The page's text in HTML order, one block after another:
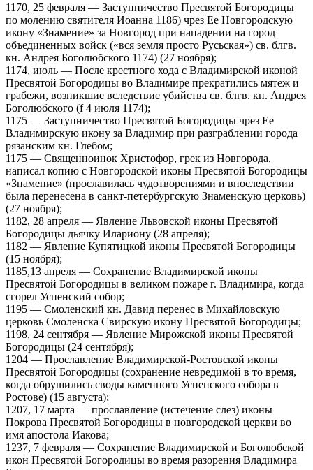
1170, 25 февраля — Заступничество Пресвятой Богородицы
по молению святителя Иоанна 1186) чрез Ее Новгородскую
икону «Знамение» за Новгород при нападении на город
объединенных войск («вся земля просто Русьская») св. блгв.
кн. Андрея Боголюбского 1174) (27 ноября);
1174, июль — После крестного хода с Владимирской иконой
Пресвятой Богородицы во Владимире прекратились мятеж и
грабежи, возникшие вследствие убийства св. блгв. кн. Андрея
Боголюбского (f 4 июля 1174);
1175 — Заступничество Пресвятой Богородицы чрез Ее
Владимирскую икону за Владимир при разграблении города
рязанским кн. Глебом;
1175 — Священноинок Христофор, грек из Новгорода,
написал копию с Новгородской иконы Пресвятой Богородицы
«Знамение» (прославилась чудотворениями и впоследствии
была перенесена в санкт-петербургскую Знаменскую церковь)
(27 ноября);
1182, 28 апреля — Явление Львовской иконы Пресвятой
Богородицы дьячку Илариону (28 апреля);
1182 — Явление Купятицкой иконы Пресвятой Богородицы
(15 ноября);
1185,13 апреля — Сохранение Владимирской иконы
Пресвятой Богородицы в великом пожаре г. Владимира, когда
сгорел Успенский собор;
1195 — Смоленский кн. Давид перенес в Михайловскую
церковь Смоленска Свирскую икону Пресвятой Богородицы;
1198, 24 сентября — Явление Мирожской иконы Пресвятой
Богородицы (24 сентября);
1204 — Прославление Владимирской-Ростовской иконы
Пресвятой Богородицы (сохранение невредимой в то время,
когда обрушились своды каменного Успенского собора в
Ростове) (15 августа);
1207, 17 марта — прославление (истечение слез) иконы
Покрова Пресвятой Богородицы в новгородской церкви во
имя апостола Иакова;
1237, 7 февраля — Сохранение Владимирской и Боголюбской
икон Пресвятой Богородицы во время разорения Владимира